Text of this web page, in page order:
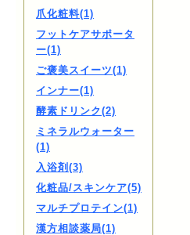
爪化粧料(1)
フットケアサポータ
ー(1)
ご褒美スイーツ(1)
インナー(1)
酵素ドリンク(2)
ミネラルウォーター
(1)
入浴剤(3)
化粧品/スキンケア(5)
マルチプロテイン(1)
漢方相談薬局(1)